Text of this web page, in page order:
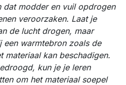
dat modder en vuil opdrogen
veroorzaken. Laat je
de lucht drogen, maar
warmtebron zoals de
materiaal kan beschadigen.
kun je je leren
om het materiaal soepel